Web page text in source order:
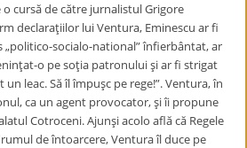
cursă de către jurnalistul Grigore
declaraţiilor lui Ventura, Eminescu ar fi
„politico-socialo-national” înfierbântat, ar
o pe soţia patronului şi ar fi strigat
leac. Să îl împuşc pe rege!”. Ventura, în
ca un agent provocator, şi îi propune
Cotroceni. Ajunşi acolo află că Regele
de întoarcere, Ventura îl duce pe